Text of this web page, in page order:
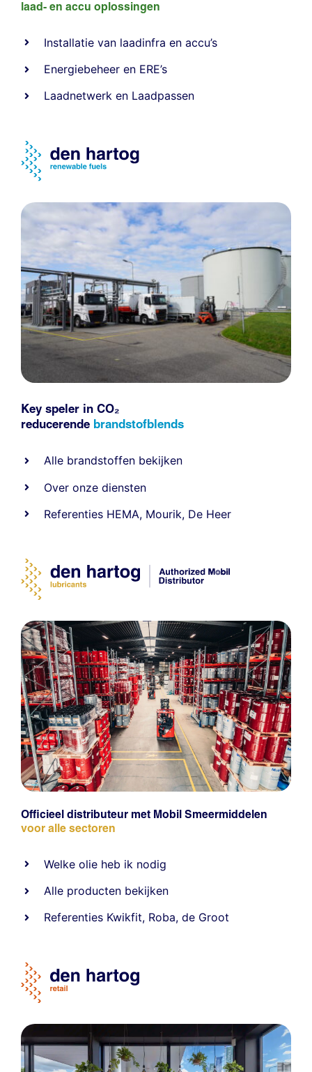
laad- en accu oplossingen
Installatie van laadinfra en accu’s
Energiebeheer en ERE’s
Laadnetwerk en Laadpassen
Key speler in CO₂
reducerende brandstofblends
Alle brandstoffen bekijken
Over onze diensten
Referenties HEMA, Mourik, De Heer
Officieel distributeur met Mobil Smeermiddelen
voor alle sectoren
Welke olie heb ik nodig
Alle producten bekijken
Referenties Kwikfit, Roba,de Groot